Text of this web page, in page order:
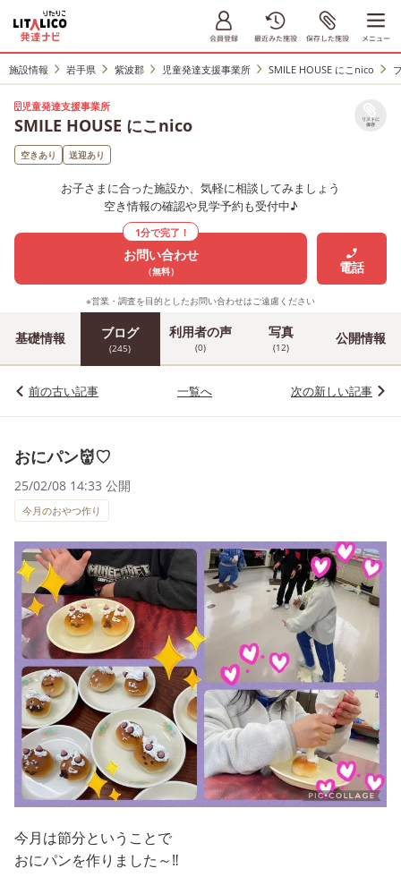
施設情報 岩手県 紫波郡 児童発達支援事業所 SMILE HOUSE にこnico
児童発達支援事業所
SMILE HOUSE にこnico リストに
保存
空きあり 送迎あり
お子さまに合った施設か、気軽に相談してみましょう
空き情報の確認や見学予約も受付中♪
1分で完了！
お問い合わせ
（無料） 電話
※営業・調査を目的としたお問い合わせはご遠慮ください
基礎情報 ブログ
(245)
利用者の声
(0)
写真
(12)
公開情報
前の古い記事 一覧へ 次の新しい記事
おにパン👹♡
25/02/08 14:33 公開
今月のおやつ作り
今月は節分ということで
おにパンを作りました～‼